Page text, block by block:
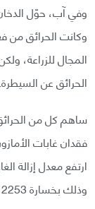
وفي آب، حوّل
وكانت الحرائق من
المجال للزراعة،
الحرائق عن السيطرة.
ساهم كل من
فقدان غابات
وذلك بخسارة 2253 كيلومترًا مربعًا من الغطاء النباتي.